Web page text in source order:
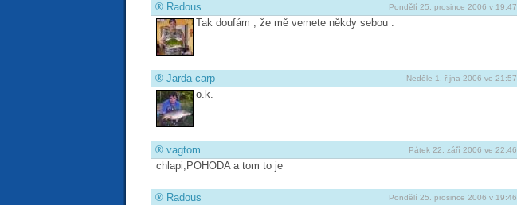
Pondělí 25. prosince 2006 v 19:47
® Radous
Tak doufám , že mě vemete někdy sebou .
Neděle 1. října 2006 ve 21:57
® Jarda carp
o.k.
Pátek 22. září 2006 ve 22:46
® vagtom
chlapi,POHODA a tom to je
Pondělí 25. prosince 2006 v 19:46
® Radous